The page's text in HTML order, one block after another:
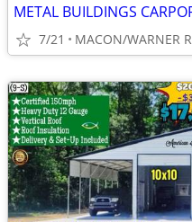
7/21 MACON/WARNER